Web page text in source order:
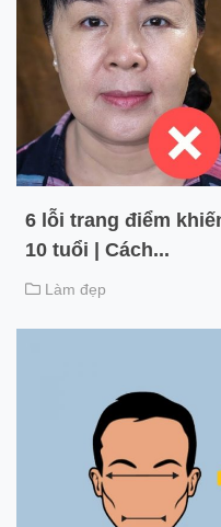
6 lỗi trang điểm
10 tuổi | Cách...
Làm đẹp